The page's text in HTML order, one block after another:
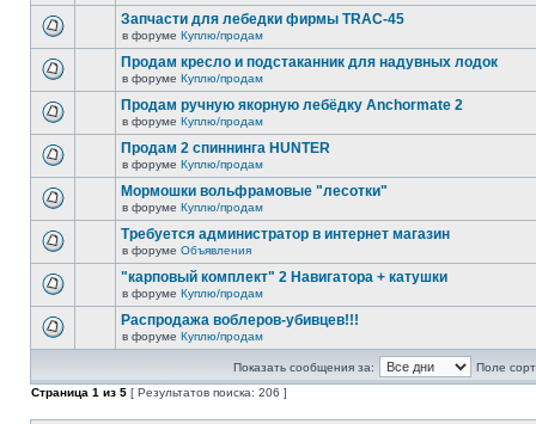
Запчасти для лебедки фирмы TRAC-45
в форуме Куплю/продам
Продам кресло и подстаканник для надувных лодок
в форуме Куплю/продам
Продам ручную якорную лебёдку Anchormate 2
в форуме Куплю/продам
Продам 2 спиннинга HUNTER
в форуме Куплю/продам
Мормошки вольфрамовые "лесотки"
в форуме Куплю/продам
Требуется администратор в интернет магазин
в форуме Объявления
"карповый комплект" 2 Навигатора + катушки
в форуме Куплю/продам
Распродажа воблеров-убивцев!!!
в форуме Куплю/продам
Показать сообщения за:
Поле
Страница 1 из 5 [ Результатов поиска: 206 ]